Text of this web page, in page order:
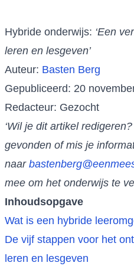
Hybride onderwijs: ‘Een
leren en lesgeven’
Auteur: Basten Berg
Gepubliceerd: 20
Redacteur: Gezocht
‘Wil je dit artikel
gevonden of mis je
naar
mee om het onderwijs te
Inhoudsopgave
Wat is een hybride
De vijf stappen voor het
leren en lesgeven